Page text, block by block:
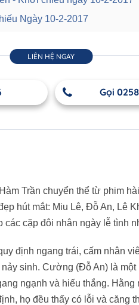
Ngày 10-2-2017
LIÊN HỆ NGAY
Gọi
Trần chuyển thể từ phim
hút mắt: Miu Lê, Đỗ An, Lê
cặp đôi nhân ngày lễ tình
định ngang trái, cấm nhân
sinh. Cường (Đỗ An) là một
ngạnh và hiếu thắng.
họ đều thấy có lỗi và căng